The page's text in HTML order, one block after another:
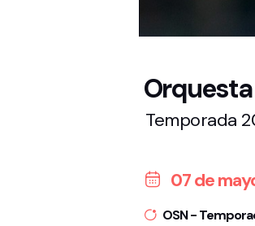
Temporada
07 de
OSN -